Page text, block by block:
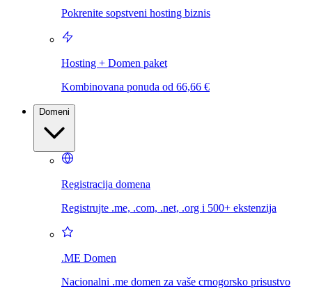
Pokrenite sopstveni hosting biznis
Hosting + Domen paket
Kombinovana ponuda od 66,66 €
Domeni
Registracija domena
Registrujte .me, .com, .net, .org i 500+ ekstenzija
.ME Domen
Nacionalni .me domen za vaše crnogorsko prisustvo